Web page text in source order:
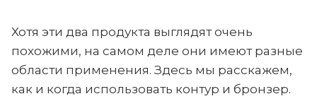
Хотя эти два продукта выглядят очень
похожими, на самом деле они имеют разные
области применения. Здесь мы расскажем,
как и когда использовать контур и бронзер.